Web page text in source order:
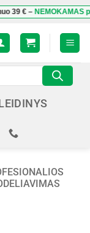
–NEMOKAMAS
LEIDINYS